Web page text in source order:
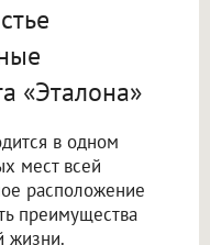
«Эталона»
в одном
мест всей
расположение
преимущества
жизни.